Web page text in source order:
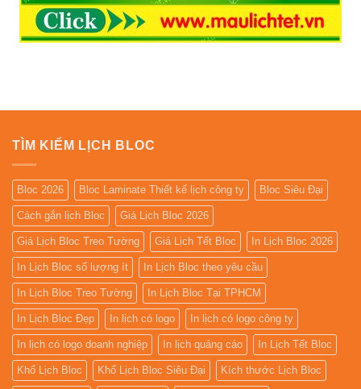
TÌM KIẾM LỊCH BLOC
Bloc 2026 Bloc Laminate Thiết kế lịch công ty Bloc Siêu Đại
Cách gắn lịch Bloc Giá Lịch Bloc 2026
Giá Lịch Bloc Treo Tường Giá Lịch Tết Bloc In Lịch Bloc 2026
In Lịch Bloc số lượng ít In Lịch Bloc theo yêu cầu
In Lịch Bloc Treo Tường In Lịch Bloc Tại TPHCM
In Lịch Bloc Đẹp In lịch có logo In lịch có logo công ty
In lịch có logo doanh nghiệp In lịch quảng cáo In Lịch Tết Bloc
Khổ Lịch Bloc Khổ Lịch Bloc Siêu Đại Kích thước Lịch Bloc